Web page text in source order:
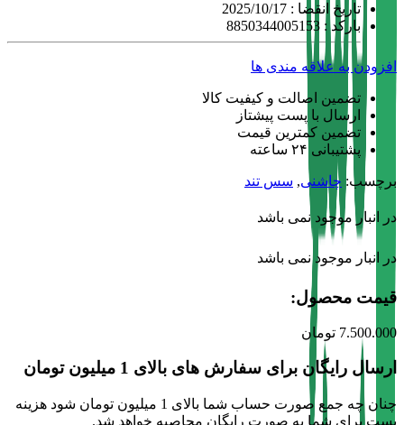
تاریخ انقضا : 2025/10/17
بارکد : 8850344005153
افزودن به علاقه مندی ها
تضمین اصالت و کیفیت کالا
ارسال با پست پیشتاز
تضمین کمترین قیمت
پشتیبانی ۲۴ ساعته
برچسب: چاشنی, سس تند
در انبار موجود نمی باشد
در انبار موجود نمی باشد
قیمت محصول:​
7.500.000 تومان
ارسال رایگان برای سفارش های بالای 1 میلیون تومان
چنان چه جمع صورت حساب شما بالای 1 میلیون تومان شود هزینه
پست برای شما به صورت رایگان محاصبه خواهد شد.